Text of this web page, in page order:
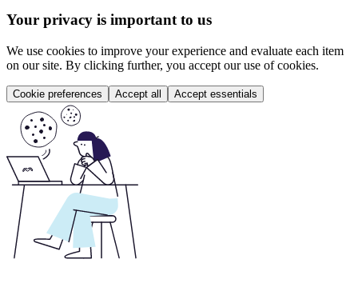
Your privacy is important to us
We use cookies to improve your experience and evaluate each item
on our site. By clicking further, you accept our use of cookies.
Cookie preferences Accept all Accept essentials